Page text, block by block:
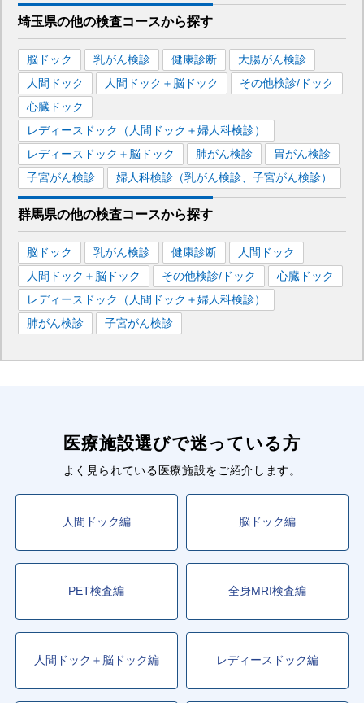
埼玉県の他の検査コースから探す
脳ドック 乳がん検診 健康診断
大腸がん検診
人間ドック
人間ドック＋脳ドック
その他検診/ドック
心臓ドック
レディースドック（人間ドック＋婦人科検診）
レディースドック＋脳ドック
肺がん検診
胃がん検診
子宮がん検診
婦人科検診（乳がん検診、子宮がん検診）
群馬県の他の検査コースから探す
脳ドック 乳がん検診 健康診断
人間ドック
人間ドック＋脳ドック
その他検診/ドック
心臓ドック
レディースドック（人間ドック＋婦人科検診）
肺がん検診
子宮がん検診
医療施設選びで迷っている方
よく見られている医療施設をご紹介します。
人間ドック編 脳ドック編
PET検査編 全身MRI検査編
人間ドック＋脳ドック編 レディースドック編